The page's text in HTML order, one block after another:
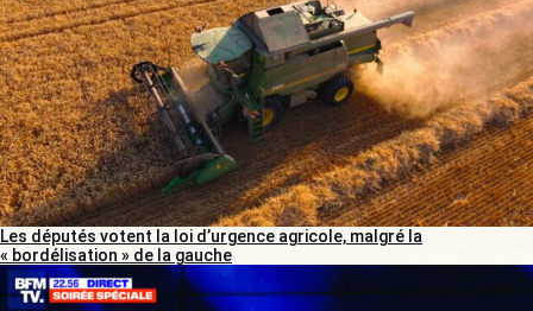
Les députés votent la loi d’urgence agricole, malgré la
« bordélisation » de la gauche